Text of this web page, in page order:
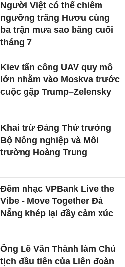
Người Việt có thể chiêm
ngưỡng trăng Hươu cùng
ba trận mưa sao băng cuối
tháng 7
Kiev tấn công UAV quy mô
lớn nhằm vào Moskva trước
cuộc gặp Trump–Zelensky
Khai trừ Đảng Thứ trưởng
Bộ Nông nghiệp và Môi
trường Hoàng Trung
Đêm nhạc VPBank Live the
Vibe - Move Together Đà
Nẵng khép lại đầy cảm xúc
Ông Lê Văn Thành làm Chủ
tịch đầu tiên của Liên đoàn